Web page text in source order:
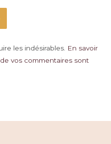
les indésirables. En savoir
vos commentaires sont